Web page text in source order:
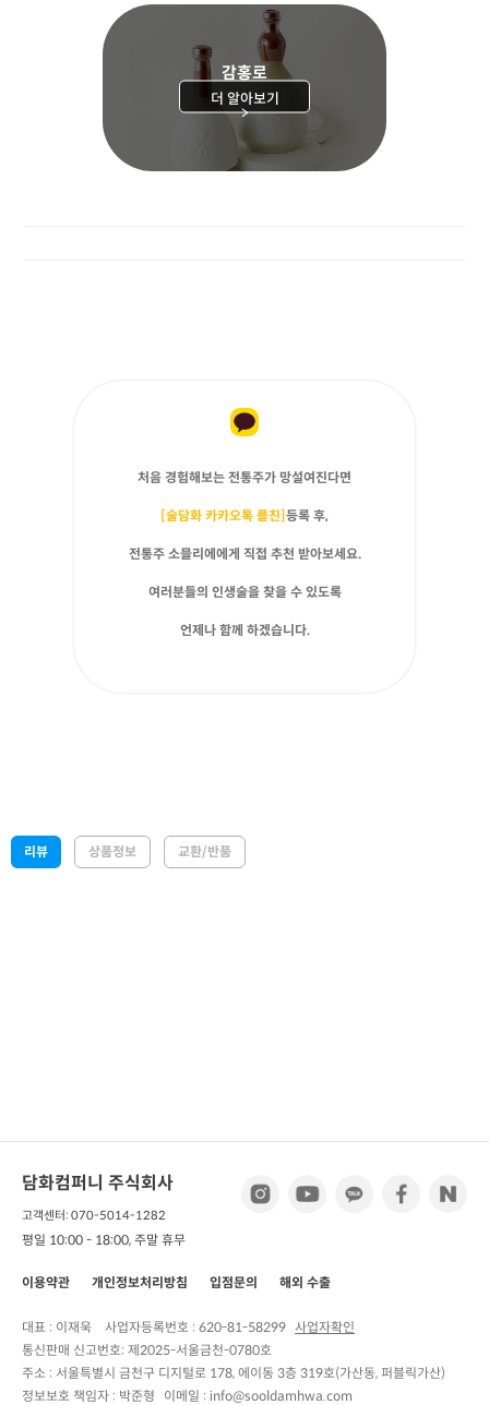
감홍로
더 알아보기
>
처음 경험해보는 전통주가 망설여진다면
[술담화 카카오톡 플친] 등록 후,
전통주 소믈리에에게 직접 추천 받아보세요.
여러분들의 인생술을 찾을 수 있도록
언제나 함께 하겠습니다.
리뷰 상품정보 교환/반품
담화컴퍼니 주식회사
고객센터: 070-5014-1282
평일 10:00 - 18:00, 주말 휴무
이용약관 개인정보처리방침 입점문의 해외 수출
대표 : 이재욱 사업자등록번호 : 620-81-58299 사업자확인
통신판매 신고번호: 제2025-서울금천-0780호
주소 : 서울특별시 금천구 디지털로 178, 에이동 3층 319호(가산동, 퍼블릭가산)
정보보호 책임자 : 박준형 이메일 : info@sooldamhwa.com